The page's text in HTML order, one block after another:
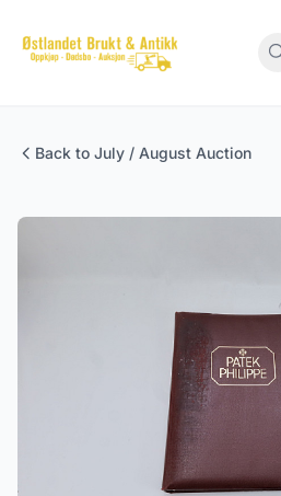
Back to July / August Auction